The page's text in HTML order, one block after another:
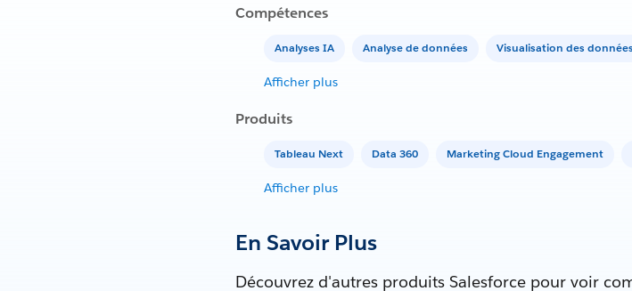
Compétences
Analyses IA Analyse de données Visualisation des données
Afficher plus
Produits
Tableau Next Data 360 Marketing Cloud Engagement
Afficher plus
En Savoir Plus
Découvrez d'autres produits Salesforce pour voir